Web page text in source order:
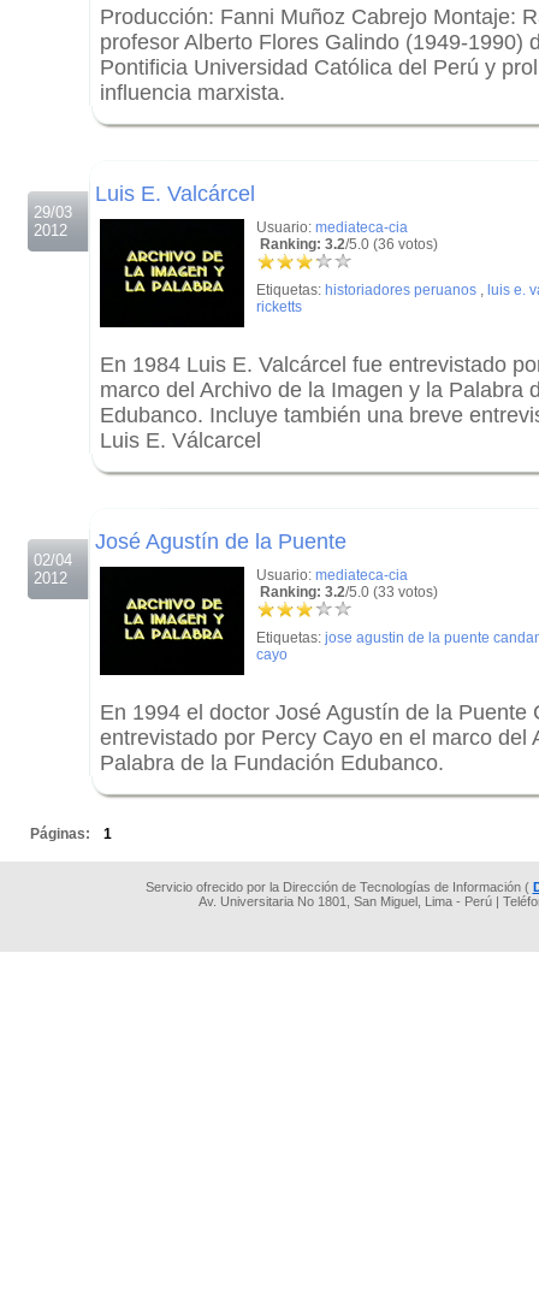
Producción: Fanni Muñoz Cabrejo Montaje:
profesor Alberto Flores Galindo (1949-1990)
Pontificia Universidad Católica del Perú y
influencia marxista.
29/03
2012
Luis E. Valcárcel
Usuario: mediateca-cia
Ranking: 3.2/5.0 (36 votos)
Etiquetas: historiadores peruanos , luis e.
ricketts
En 1984 Luis E. Valcárcel fue entrevistado
marco del Archivo de la Imagen y la Palabra
Edubanco. Incluye también una breve
Luis E. Válcarcel
02/04
2012
José Agustín de la Puente
Usuario: mediateca-cia
Ranking: 3.2/5.0 (33 votos)
Etiquetas: jose agustin de la puente
cayo
En 1994 el doctor José Agustín de la Puente
entrevistado por Percy Cayo en el marco del
Palabra de la Fundación Edubanco.
Páginas: 1
Servicio ofrecido por la Dirección de Tecnologías de Información (
Av. Universitaria No 1801, San Miguel, Lima - Perú |